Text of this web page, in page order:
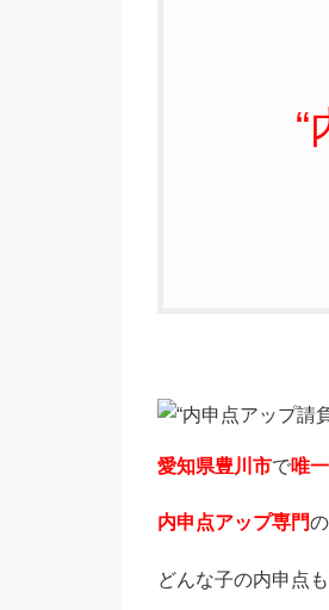
“
愛知県豊川市で唯一
内申点アップ専門
どんな子の内申点も